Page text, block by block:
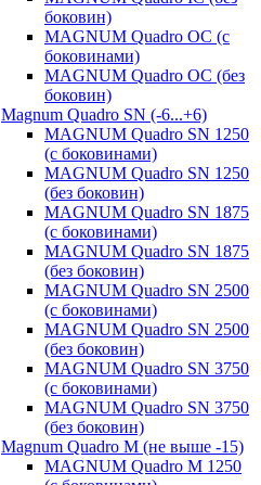
боковин)
MAGNUM Quadro OC (с
боковинами)
MAGNUM Quadro OC (без
боковин)
Magnum Quadro SN (-6...+6)
MAGNUM Quadro SN 1250
(с боковинами)
MAGNUM Quadro SN 1250
(без боковин)
MAGNUM Quadro SN 1875
(с боковинами)
MAGNUM Quadro SN 1875
(без боковин)
MAGNUM Quadro SN 2500
(с боковинами)
MAGNUM Quadro SN 2500
(без боковин)
MAGNUM Quadro SN 3750
(с боковинами)
MAGNUM Quadro SN 3750
(без боковин)
Magnum Quadro M (не выше -15)
MAGNUM Quadro M 1250